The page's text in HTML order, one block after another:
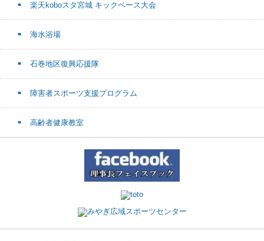
楽天koboスタ宮城 キックベース大会
海水浴場
石巻地区復興応援隊
障害者スポーツ支援プログラム
高齢者健康教室